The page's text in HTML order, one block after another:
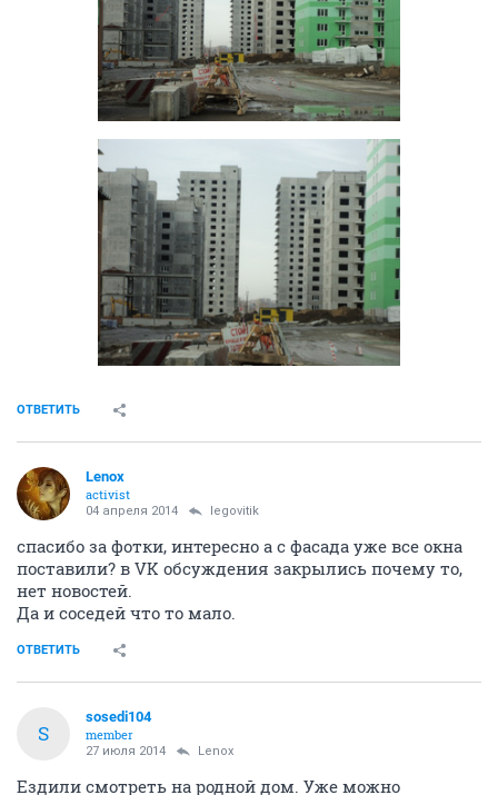
ОТВЕТИТЬ
Lenox
activist
04 апреля 2014 legovitik
спасибо за фотки, интересно а с фасада уже все окна
поставили? в VK обсуждения закрылись почему то,
нет новостей.
Да и соседей что то мало.
ОТВЕТИТЬ
S
sosedi104
member
27 июля 2014 Lenox
Ездили смотреть на родной дом. Уже можно